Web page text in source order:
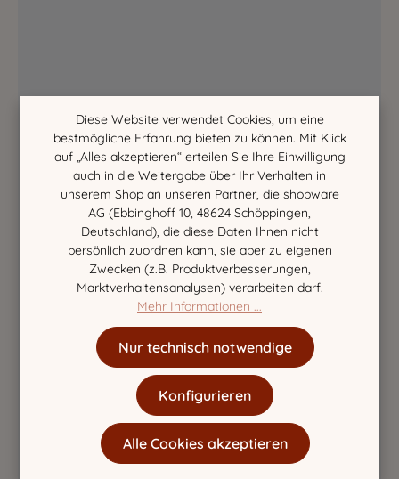
Diese Website verwendet Cookies, um eine
bestmögliche Erfahrung bieten zu können. Mit Klick
auf „Alles akzeptieren“ erteilen Sie Ihre Einwilligung
auch in die Weitergabe über Ihr Verhalten in
unserem Shop an unseren Partner, die shopware
AG (Ebbinghoff 10, 48624 Schöppingen,
Deutschland), die diese Daten Ihnen nicht
persönlich zuordnen kann, sie aber zu eigenen
Zwecken (z.B. Produktverbesserungen,
Marktverhaltensanalysen) verarbeiten darf.
Mehr Informationen ...
Nur technisch notwendige
Konfigurieren
Alle Cookies akzeptieren